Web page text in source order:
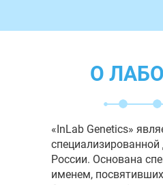
О
«InLab Genetics»
России. Основана
именем,